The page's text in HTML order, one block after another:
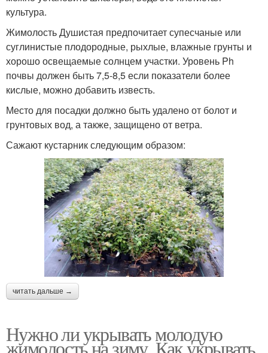
культура.
Жимолость Душистая предпочитает супесчаные или
суглинистые плодородные, рыхлые, влажные грунты и
хорошо освещаемые солнцем участки. Уровень Ph
почвы должен быть 7,5-8,5 если показатели более
кислые, можно добавить известь.
Место для посадки должно быть удалено от болот и
грунтовых вод, а также, защищено от ветра.
Сажают кустарник следующим образом:
читать дальше →
Нужно ли укрывать молодую